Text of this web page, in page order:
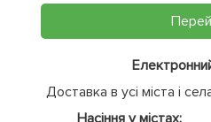
Доставка в усі міста і
Насіння у містах: